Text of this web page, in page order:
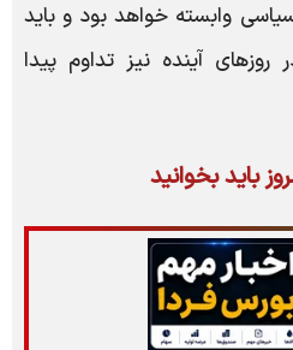
وابسته خواهد بود و باید
آینده نیز تداوم پیدا
باید بخوانید